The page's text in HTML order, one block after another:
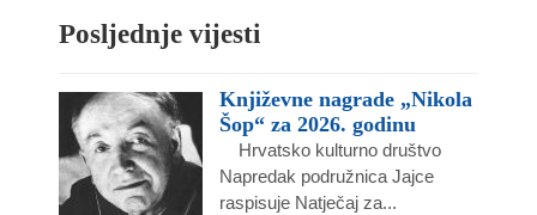
Posljednje vijesti
Književne nagrade „Nikola
Šop“ za 2026. godinu
Hrvatsko kulturno društvo
Napredak podružnica Jajce
raspisuje Natječaj za...